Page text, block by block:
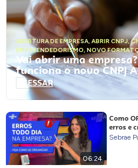
ABERTURA DE EMPRESA, ABRIR CNPJ,
EMPREENDEDORISMO, NOVO
Vai abrir uma
funciona o novo CNPJ
ACESSAR
06:24
Como
erros e
Sebrae